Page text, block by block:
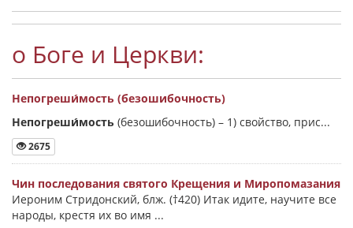
о Боге и Церкви:
Непогреши́мость (безошибочность)
Непогреши́мость (безошибочность) – 1) свойство, прис...
2675
Чин последования святого Крещения и Миропомазания
Иероним Стридонский, блж. (†420) Итак идите, научите все
народы, крестя их во имя ...